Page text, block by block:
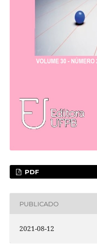
PDF
PUBLICADO
2021-08-12